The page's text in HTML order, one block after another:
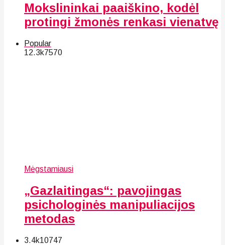
Mokslininkai paaiškino, kodėl
protingi žmonės renkasi vienatvę
Popular
12.3k7570
Mėgstamiausi
„Gazlaitingas“: pavojingas
psichologinės manipuliacijos
metodas
3.4k10747